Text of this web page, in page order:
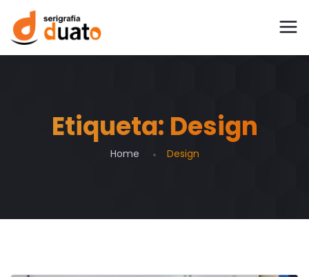
Etiqueta: Design
Home Design